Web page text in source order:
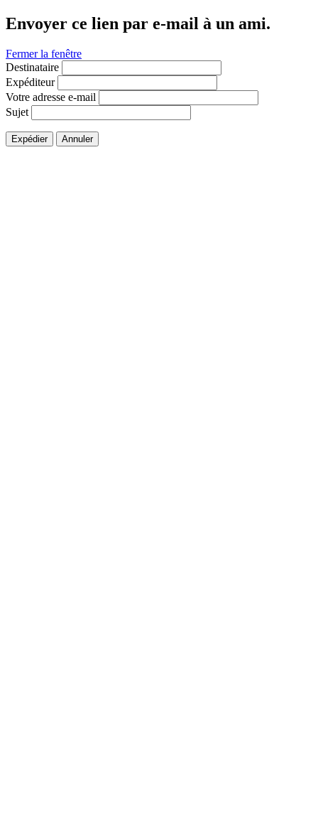
Envoyer ce lien par e-mail à un ami.
Fermer la fenêtre
Destinataire
Expéditeur
Votre adresse e-mail
Sujet
Expédier Annuler